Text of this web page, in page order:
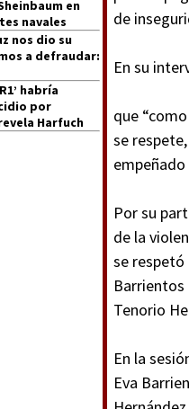
en
navales
nos dio su
a defraudar:
habría
por
Harfuch
de
En su
que
se
Por su
de la
se respetó
Barrientos
Tenorio
En la
Eva